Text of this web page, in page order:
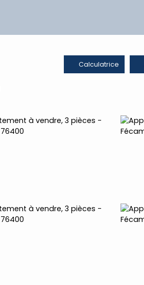
Calculatrice